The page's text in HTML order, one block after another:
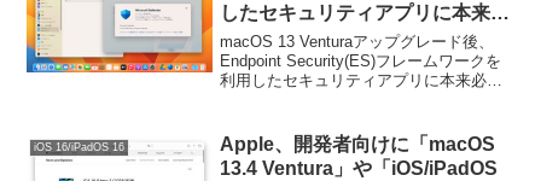
したセキュリティアプリに本来必
要のない入力監視や画面収録など
の許可が与えられている不具合が
確認されているので注意を。
macOS 13 Venturaアップグレード後、
Endpoint Security(ES)フレームワークを
利用したセキュリティアプリに本来必要
す。詳細は以下から。
iOS 16/iPadOS 16
Apple、開発者向けに「macOS
13.4 Ventura」や「iOS/iPadOS